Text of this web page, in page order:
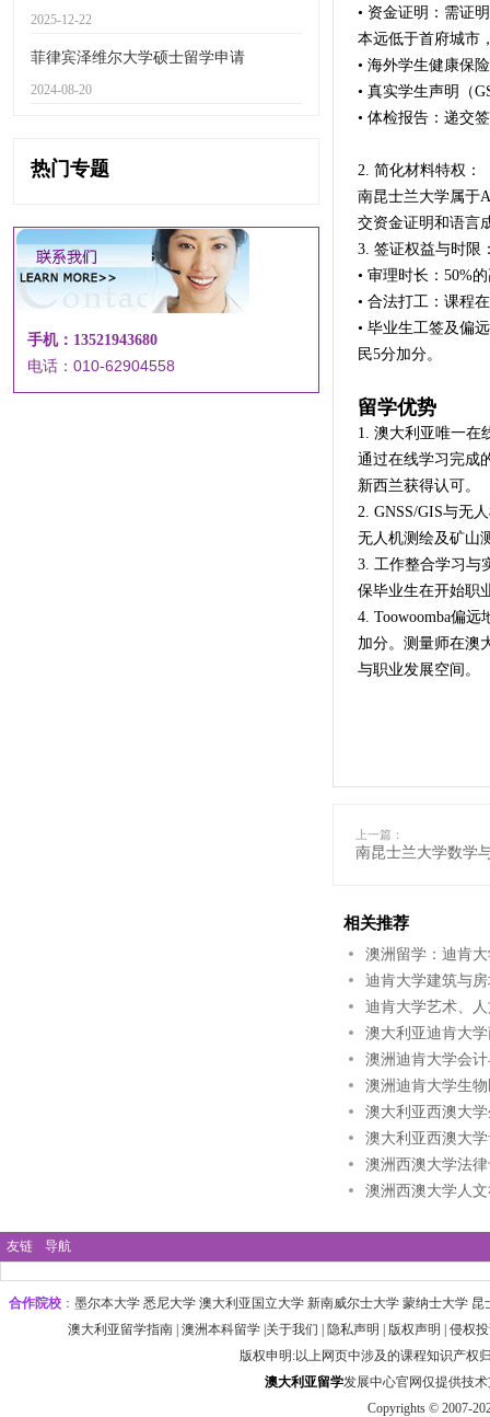
2025-12-22
菲律宾泽维尔大学硕士留学申请
2024-08-20
热门专题
手机：13521943680
电话：010-62904558
• 资金证明：需证
本远低于首府城市
• 海外学生健康保
• 真实学生声明（
• 体检报告：递交
2. 简化材料特权：
南昆士兰大学属于
交资金证明和语言
3. 签证权益与时限
• 审理时长：50%
• 合法打工：课程
• 毕业生工签及偏
民5分加分。
留学优势
1. 澳大利亚唯一在
通过在线学习完成
新西兰获得认可。
2. GNSS/GIS与无
无人机测绘及矿山
3. 工作整合学习与
保毕业生在开始职
4. Toowoomba偏
加分。测量师在澳
与职业发展空间。
上一篇：
南昆士兰大学数学
相关推荐
澳洲留学：迪肯
迪肯大学建筑与
迪肯大学艺术、
澳大利亚迪肯大
澳洲迪肯大学会
澳洲迪肯大学生
澳大利亚西澳大
澳大利亚西澳大
澳洲西澳大学法
澳洲西澳大学人
友链 导航
合作院校 ： 墨尔本大学‌ 悉尼大学 澳大利亚国立大学 ‌新南威尔士大学 ‌蒙纳士大学 昆
澳大利亚留学指南 澳洲本科留学 关于我们 隐私声明 版权声明
侵权
版权申明:以上网页中涉及的课程知识产权
澳大利亚留学发展中心官网仅提供技术
Copyrights © 2007-